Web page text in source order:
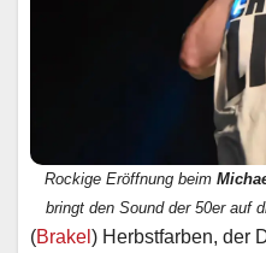
Rockige Eröffnung beim
bringt den Sound der 50er auf
(Brakel ) Herbstfarben, der